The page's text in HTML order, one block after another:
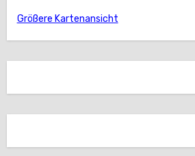
Größere Kartenansicht